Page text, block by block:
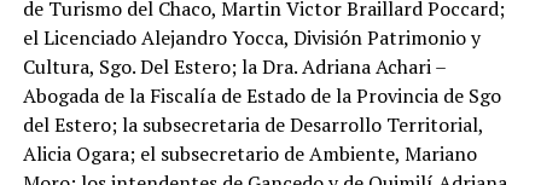
de Turismo del Chaco, Martin Victor Braillard Poccard;
el Licenciado Alejandro Yocca, División Patrimonio y
Cultura, Sgo. Del Estero; la Dra. Adriana Achari –
Abogada de la Fiscalía de Estado de la Provincia de Sgo
del Estero; la subsecretaria de Desarrollo Territorial,
Alicia Ogara; el subsecretario de Ambiente, Mariano